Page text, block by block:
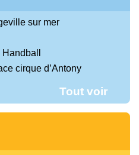
sur mer
cirque d’Antony
Tout voir